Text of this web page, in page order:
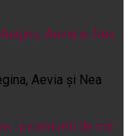
Aevia și Nea